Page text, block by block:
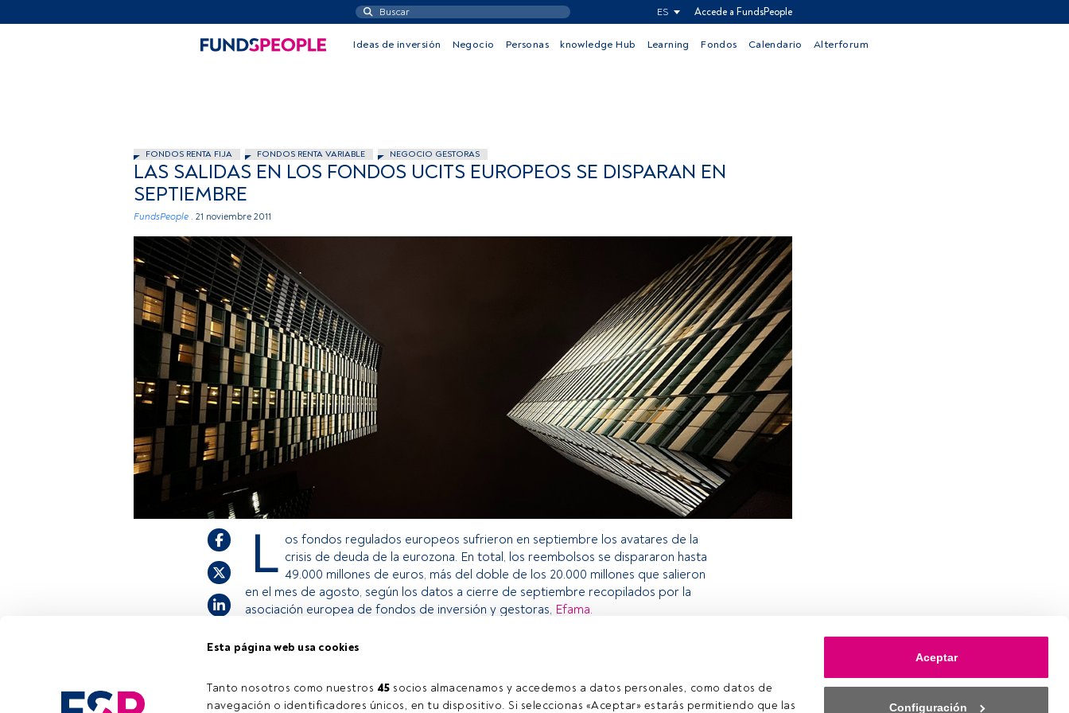
Esta página web usa cookies
Tanto nosotros como nuestros 45 socios almacenamos y accedemos a datos personales, como datos de
navegación o identificadores únicos, en tu dispositivo. Si seleccionas «Aceptar» estarás permitiendo que las
Aceptar
Configuración
ES Accede a FundsPeople
Ideas de inversión Negocio Personas knowledge Hub Learning Fondos Calendario Alterforum
FONDOS RENTA FIJA FONDOS RENTA VARIABLE NEGOCIO GESTORAS
LAS SALIDAS EN LOS FONDOS UCITS EUROPEOS SE DISPARAN EN
SEPTIEMBRE
FundsPeople . 21 noviembre 2011
L os fondos regulados europeos sufrieron en septiembre los avatares de la
crisis de deuda de la eurozona. En total, los reembolsos se dispararon hasta
49.000 millones de euros, más del doble de los 20.000 millones que salieron
en el mes de agosto, según los datos a cierre de septiembre recopilados por la
asociación europea de fondos de inversión y gestoras, Efama.
estás registrado, accede desde el botón Login. Si aún no tienes cuenta, te
invitamos a registrarte y disfrutar de todo el universo que ofrece FundsPeople.